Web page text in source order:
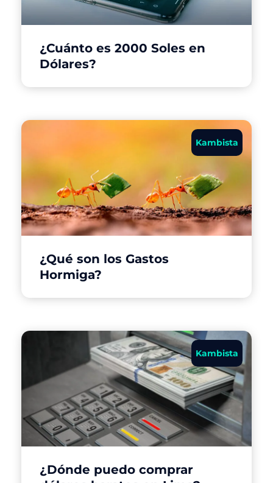
¿Cuánto es 2000 Soles en
Dólares?
Kambista
¿Qué son los Gastos
Hormiga?
Kambista
¿Dónde puedo comprar